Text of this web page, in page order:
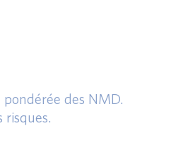
des NMD.
risques.